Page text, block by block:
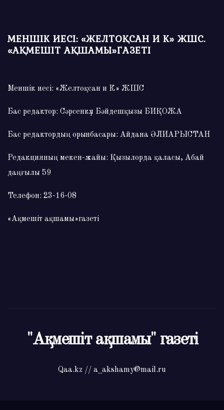
МЕНШІК ИЕСІ: «ЖЕЛТОҚСАН И К» ЖШС.
«АҚМЕШІТ АҚШАМЫ»ГАЗЕТІ
Меншік иесі: «Желтоқсан и К» ЖШС
Бас редактор: Сәрсенкүл Бәйдешқызы БИҚОЖА
Бас редактордың орынбасары: Айдана ӘЛИАРЫСТАН
Редакцияның мекен-жайы: Қызылорда қаласы, Абай
даңғылы 59
Телефон: 23-16-08
«Ақмешіт ақшамы»газеті
"Ақмешіт ақшамы" газеті
Qaa.kz // a_akshamy@mail.ru